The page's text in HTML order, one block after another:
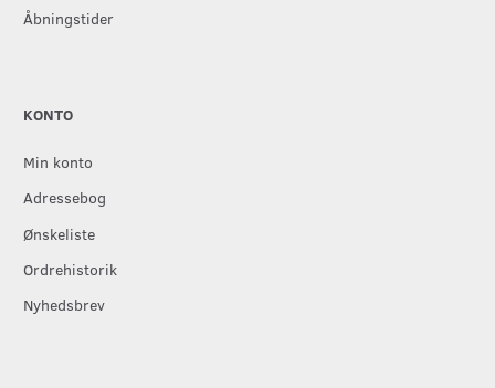
Åbningstider
KONTO
Min konto
Adressebog
Ønskeliste
Ordrehistorik
Nyhedsbrev